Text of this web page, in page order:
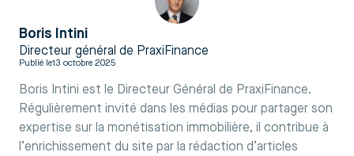
Boris Intini
Directeur général de PraxiFinance
Publié le13 octobre 2025
Boris Intini est le Directeur Général de PraxiFinance.
Régulièrement invité dans les médias pour partager son
expertise sur la monétisation immobilière, il contribue à
l’enrichissement du site par la rédaction d’articles